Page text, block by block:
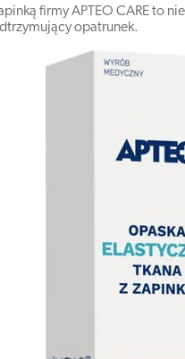
firmy APTEO CARE to
opatrunek.